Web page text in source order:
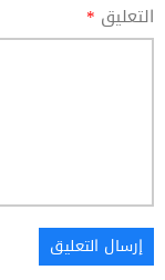
التعليق *